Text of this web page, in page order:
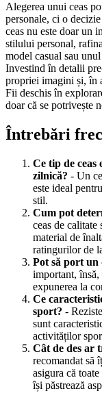
Alegerea unui ceas
personale, ci o
ceas nu este doar un
stilului personal,
model casual sau
Investind în detalii
propriei imagini și, în
Fii deschis în
doar că se potrivește
Întrebări
Ce tip de
zilnică? - Un
este ideal
stil.
Cum pot
ceas de calitate
material de
ratingurilor de
Pot să port un
important,
expunerea la
Ce
sport? -
sunt
activităților
Cât de des ar
recomandat să
asigura că
își păstrează